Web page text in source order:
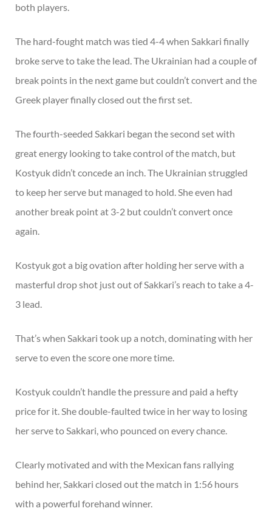
both players.
The hard-fought match was tied 4-4 when Sakkari finally
broke serve to take the lead. The Ukrainian had a couple of
break points in the next game but couldn’t convert and the
Greek player finally closed out the first set.
The fourth-seeded Sakkari began the second set with
great energy looking to take control of the match, but
Kostyuk didn’t concede an inch. The Ukrainian struggled
to keep her serve but managed to hold. She even had
another break point at 3-2 but couldn’t convert once
again.
Kostyuk got a big ovation after holding her serve with a
masterful drop shot just out of Sakkari’s reach to take a 4-
3 lead.
That’s when Sakkari took up a notch, dominating with her
serve to even the score one more time.
Kostyuk couldn’t handle the pressure and paid a hefty
price for it. She double-faulted twice in her way to losing
her serve to Sakkari, who pounced on every chance.
Clearly motivated and with the Mexican fans rallying
behind her, Sakkari closed out the match in 1:56 hours
with a powerful forehand winner.